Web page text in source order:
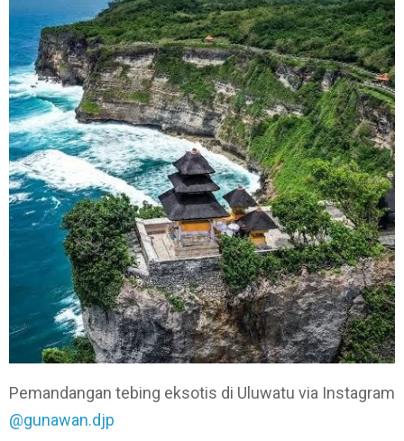
Pemandangan tebing eksotis di Uluwatu via Instagram
@gunawan.djp